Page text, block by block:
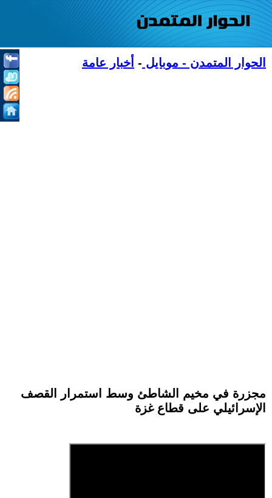
الحوار المتمدن - موبايل - أخبار عامة
مجزرة في مخيم الشاطئ وسط استمرار القصف
الإسرائيلي على قطاع غزة